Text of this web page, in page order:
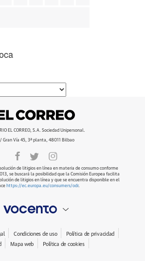
EL CORREO, S.A. Sociedad Unipersonal.
Gran Vía 45, 3ª planta, 48011 Bilbao
de litigios en línea en materia de consumo conforme
se buscará la posibilidad que la Comisión Europea facilita
de litigios en línea y que se encuentra disponible en el
https://ec.europa.eu/consumers/odr.
Condiciones de uso
Política de privacidad
Mapa web Política de cookies